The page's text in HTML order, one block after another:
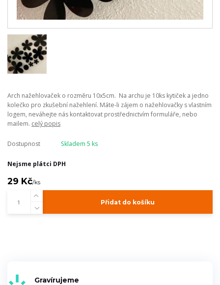
Arch nažehlovaček o rozměru 10x5cm. Na archu je 10ks kytiček a jedno
kolečko pro zkušební nažehlení. Máte-li zájem o nažehlovačky s vlastním
logem, neváhejte nás kontaktovat prostřednictvím formuláře, nebo
mailem. celý popis
Dostupnost Skladem 5 ks
Nejsme plátci DPH
29 Kč/ks
Přidat do košíku
Gravírujeme